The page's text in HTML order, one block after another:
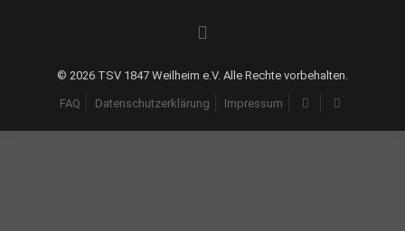
© 2026 TSV 1847 Weilheim e.V. Alle Rechte vorbehalten.
FAQ Datenschutzerklärung Impressum